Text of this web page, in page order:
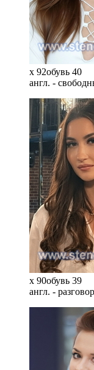
x 92обувь 40
англ. -
x 90обувь 39
англ. -